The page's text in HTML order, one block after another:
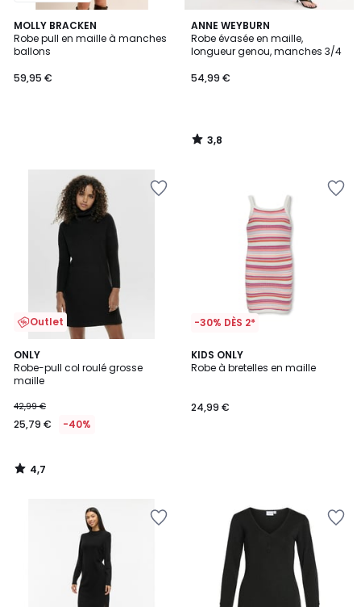
MOLLY BRACKEN
Robe pull en maille à manches
ballons
59,95 €
ANNE WEYBURN
Robe évasée en maille,
longueur genou, manches 3/4
54,99 €
3,8
/ 5
3,8
/
Outlet
ONLY
Robe-pull col roulé grosse
maille
42,99 €
25,79 € -40%
4,7
/ 5
4,7
/
-30% DÈS 2*
KIDS ONLY
Robe à bretelles en maille
24,99 €